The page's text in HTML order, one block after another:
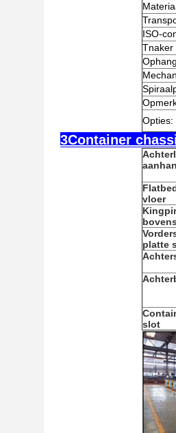
ISO-
Tnaker
Opties:
3Container
vloer
platte
slot